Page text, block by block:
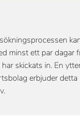
minst ett par dagar
skickats in. En
erbjuder detta